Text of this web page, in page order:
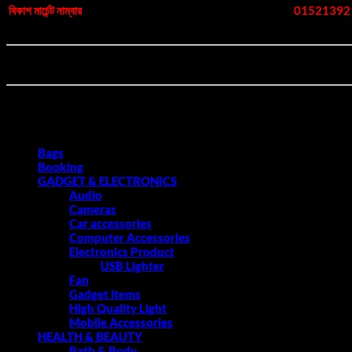
বিকাশ মার্চেন্ট নাম্বার
Bags
Booking
GADGET & ELECTRONICS
Audio
Cameras
Car accessories
Computer Accessories
Electronics Product
USB Lighter
Fan
Gadget items
High Quality Light
Mobile Accessories
HEALTH & BEAUTY